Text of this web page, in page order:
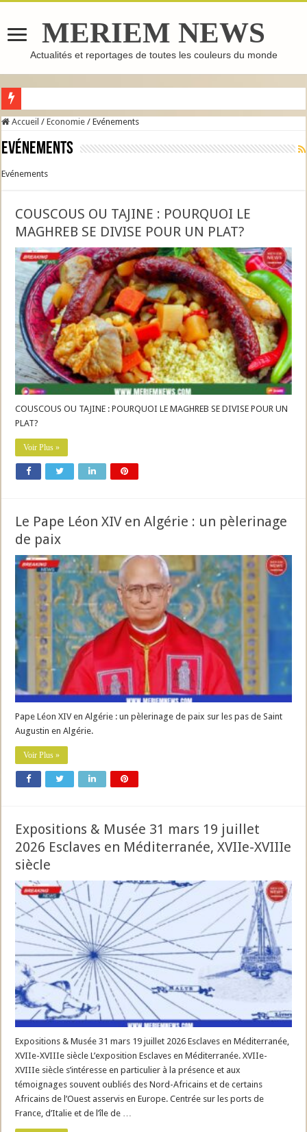
MERIEM NEWS
Actualités et reportages de toutes les couleurs du monde
GHASSOUL : L’ARGILE MAROCAINE QUI FAIT LE TOUR DU MONDE
Accueil / Economie / Evénements
Evénements
Evénements
COUSCOUS OU TAJINE : POURQUOI LE
MAGHREB SE DIVISE POUR UN PLAT?
COUSCOUS OU TAJINE : POURQUOI LE MAGHREB SE DIVISE POUR UN
PLAT?
Voir Plus »
Le Pape Léon XIV en Algérie : un pèlerinage
de paix
Pape Léon XIV en Algérie : un pèlerinage de paix sur les pas de Saint
Augustin en Algérie.
Voir Plus »
Expositions & Musée 31 mars 19 juillet
2026 Esclaves en Méditerranée, XVIIe-XVIIIe
siècle
Expositions & Musée 31 mars 19 juillet 2026 Esclaves en Méditerranée,
XVIIe-XVIIIe siècle L’exposition Esclaves en Méditerranée. XVIIe-
XVIIIe siècle s’intéresse en particulier à la présence et aux
témoignages souvent oubliés des Nord-Africains et de certains
Africains de l’Ouest asservis en Europe. Centrée sur les ports de
France, d’Italie et de l’île de …